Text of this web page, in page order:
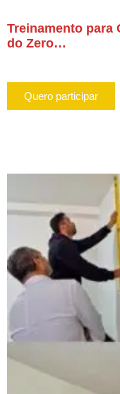
Treinamento para
do Zero…
Quero participar